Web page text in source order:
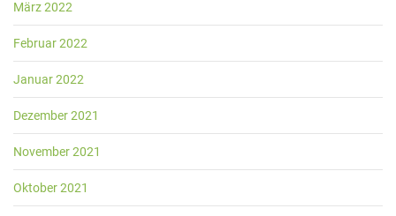
März 2022
Februar 2022
Januar 2022
Dezember 2021
November 2021
Oktober 2021